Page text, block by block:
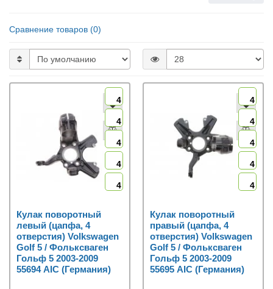
Сравнение товаров (0)
4
4
4
4
4
Кулак поворотный
левый (цапфа, 4
отверстия) Volkswagen
Golf 5 / Фольксваген
Гольф 5 2003-2009
55694 AIC (Германия)
4
4
4
4
4
Кулак поворотный
правый (цапфа, 4
отверстия) Volkswagen
Golf 5 / Фольксваген
Гольф 5 2003-2009
55695 AIC (Германия)